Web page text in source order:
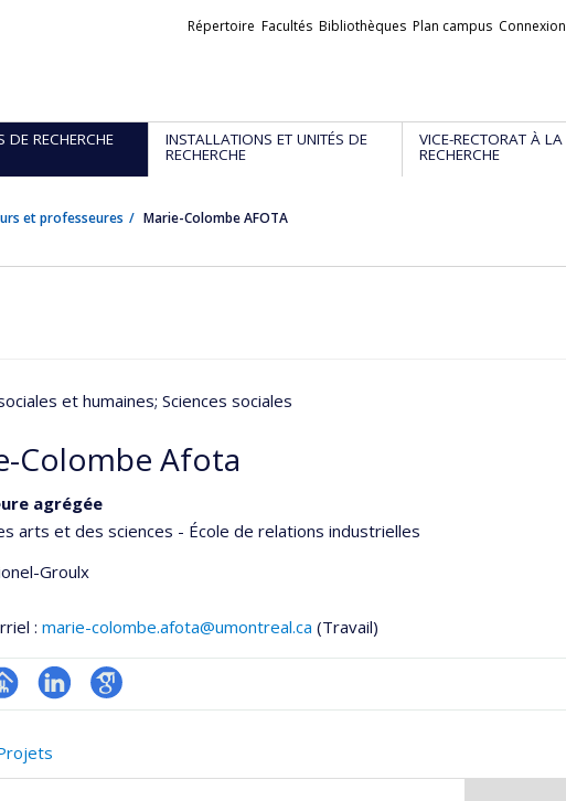
Liens
Répertoire Facultés Bibliothèques Plan campus Connexion
DE RECHERCHE INSTALLATIONS ET UNITÉS DE
RECHERCHE
VICE-RECTORAT À LA
RECHERCHE
et professeures Marie-Colombe AFOTA
et humaines; Sciences sociales
Colombe Afota
agrégée
arts et des sciences - École de relations industrielles
Groulx
: marie-colombe.afota@umontreal.ca (Travail)
LinkedInGoogle